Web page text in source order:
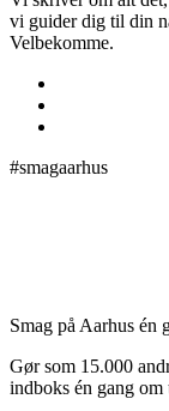
vi guider dig til din
Velbekomme.
#smagaarhus
Smag på Aarhus én
Gør som 15.000
indboks én gang om